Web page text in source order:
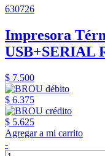
630726
Impresora
USB+SERIAL
$ 7.500
$ 6.375
$ 5.625
Agregar a mi carrito
-